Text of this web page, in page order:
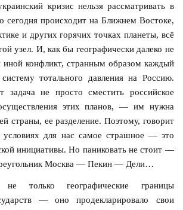
кризис нельзя рассматривать в
сегодня происходит на Ближнем Востоке,
и других горячих точках планеты, всё
узел. И, как бы географически далеко не
иной конфликт, странным образом каждый
тотального давления на Россию.
не просто сместить российское
этих планов, — им нужна
страны, ее разделение. Поэтому, говорит
условиях для нас самое страшное — это
инициативы. Но паниковать не стоит —
Москва — Пекин — Дели…
только географические границы
— оно продекларировало свои